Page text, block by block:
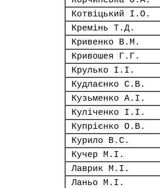
Котвіцький І.О.
Кремінь Т.Д.
Кривенко В.М.
Кривошея Г.Г.
Крулько І.І.
Кудлаєнко С.В.
Кузьменко А.І.
Куліченко І.І.
Купрієнко О.В.
Курило В.С.
Кучер М.І.
Лаврик М.І.
Ланьо М.І.